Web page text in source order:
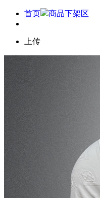
首页 商品下架区
上传